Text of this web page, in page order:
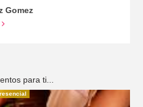
Gomez
para ti...